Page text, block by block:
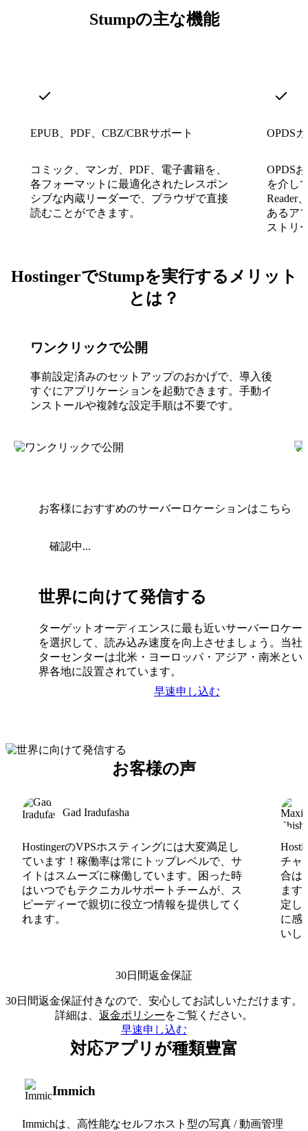
Stumpの主な機能
EPUB、PDF、CBZ/CBRサポート
コミック、マンガ、PDF、電子書籍を、
各フォーマットに最適化されたレスポン
シブな内蔵リーダーで、ブラウザで直接
読むことができます。
OPDS
OPDS
を介し
Reader
あるア
ストリ
HostingerでStumpを実行するメリット
とは？
ワンクリックで公開
事前設定済みのセットアップのおかげで、導入後
すぐにアプリケーションを起動できます。手動イ
ンストールや複雑な設定手順は不要です。
お客様におすすめのサーバーロケーションはこちら
確認中...
世界に向けて発信する
ターゲットオーディエンスに最も近いサーバーロケー
を選択して、読み込み速度を向上させましょう。当社
ターセンターは北米・ヨーロッパ・アジア・南米とい
界各地に設置されています。
早速申し込む
お客様の声
Gad Iradufasha
HostingerのVPSホスティングには大変満足し
ています！稼働率は常にトップレベルで、サ
イトはスムーズに稼働しています。困った時
はいつでもテクニカルサポートチームが、ス
ピーディーで親切に役立つ情報を提供してく
れます。
チャ
合は
ます
定し
に感
いし
30日間返金保証
30日間返金保証付きなので、安心してお試しいただけます。
詳細は、 返金ポリシーをご覧ください。
早速申し込む
対応アプリが種類豊富
Immich
Immichは、高性能なセルフホスト型の写真 / 動画管理